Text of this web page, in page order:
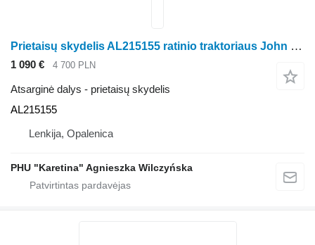
Prietaisų skydelis AL215155 ratinio traktoriaus John Deere 6105M 6115M 6125M 6140M 6170M
1 090 € 4 700 PLN
Atsarginė dalys - prietaisų skydelis
AL215155
Lenkija, Opalenica
PHU "Karetina" Agnieszka Wilczyńska